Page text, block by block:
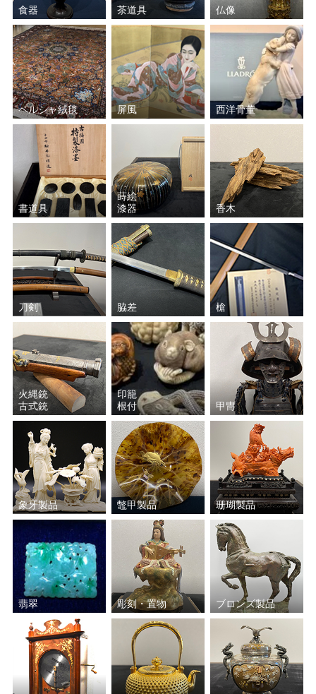
食器 茶道具 仏像
ペルシャ絨毯 屏風 西洋骨董
書道具
蒔絵
漆器
香木
刀剣 脇差 槍
火縄銃
古式銃
印籠
根付
甲冑
象牙製品 鼈甲製品 珊瑚製品
翡翠 彫刻・置物 ブロンズ製品